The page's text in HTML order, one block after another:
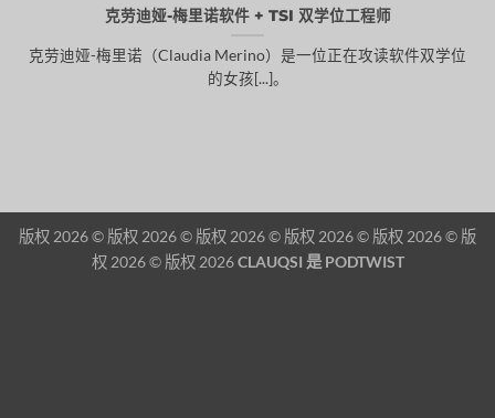
克劳迪娅-梅里诺软件 + TSI 双学位工程师
克劳迪娅-梅里诺（Claudia Merino）是一位正在攻读软件双学位
的女孩[...]。
版权 2026 © 版权 2026 © 版权 2026 © 版权 2026 © 版权 2026 © 版
权 2026 © 版权 2026CLAUQSI 是PODTWIST